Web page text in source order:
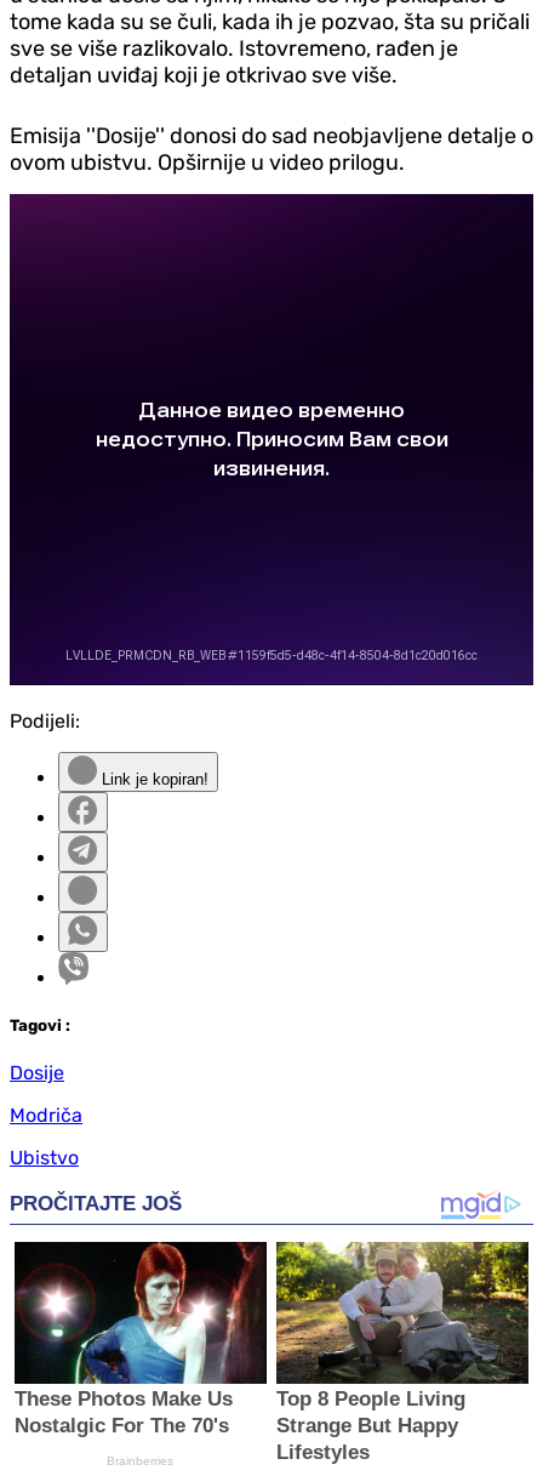
tome kada su se čuli, kada ih je pozvao, šta su pričali
sve se više razlikovalo. Istovremeno, rađen je
detaljan uviđaj koji je otkrivao sve više.
Emisija ''Dosije'' donosi do sad neobjavljene detalje o
ovom ubistvu. Opširnije u video prilogu.
Podijeli:
Link je kopiran!
Tagovi :
Dosije
Modriča
Ubistvo